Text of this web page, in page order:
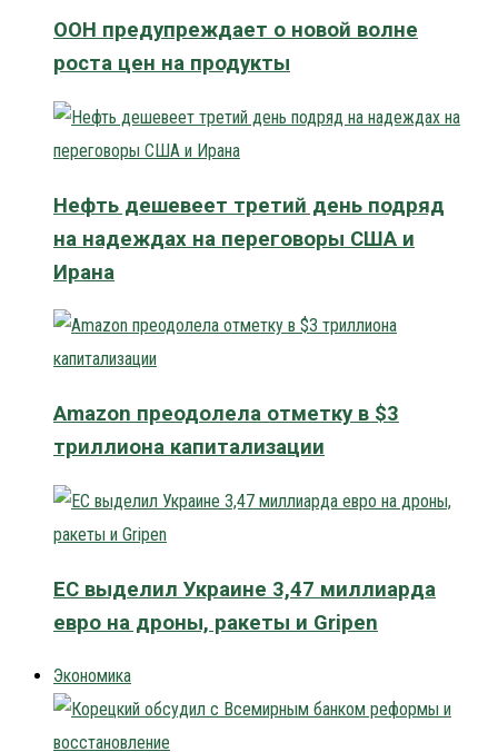
ООН предупреждает о новой волне
роста цен на продукты
Нефть дешевеет третий день подряд
на надеждах на переговоры США и
Ирана
Amazon преодолела отметку в $3
триллиона капитализации
ЕС выделил Украине 3,47 миллиарда
евро на дроны, ракеты и Gripen
Экономика